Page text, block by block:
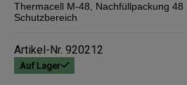
Thermacell M-48, Nachfüllpackung
Schutzbereich
Artikel-Nr. 920212
Auf Lager